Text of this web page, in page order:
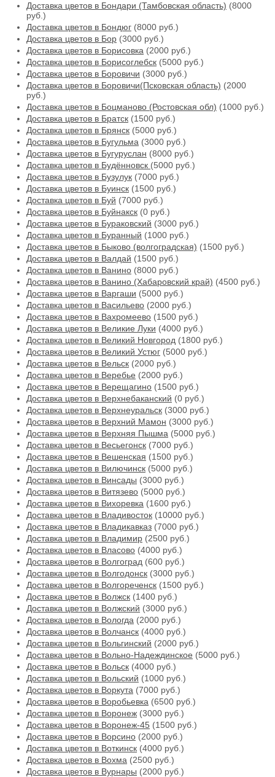
Доставка цветов в Бондари (Тамбовская область) (8000
руб.)
Доставка цветов в Бондюг (8000 руб.)
Доставка цветов в Бор (3000 руб.)
Доставка цветов в Борисовка (2000 руб.)
Доставка цветов в Борисоглебск (5000 руб.)
Доставка цветов в Боровичи (3000 руб.)
Доставка цветов в Боровичи(Псковская область) (2000
руб.)
Доставка цветов в Боцманово (Ростовская обл) (1000 руб.)
Доставка цветов в Братск (1500 руб.)
Доставка цветов в Брянск (5000 руб.)
Доставка цветов в Бугульма (3000 руб.)
Доставка цветов в Бугуруслан (8000 руб.)
Доставка цветов в Будённовск (5000 руб.)
Доставка цветов в Бузулук (7000 руб.)
Доставка цветов в Буинск (1500 руб.)
Доставка цветов в Буй (7000 руб.)
Доставка цветов в Буйнакск (0 руб.)
Доставка цветов в Бураковский (3000 руб.)
Доставка цветов в Буранный (1000 руб.)
Доставка цветов в Быково (волгоградская) (1500 руб.)
Доставка цветов в Валдай (1500 руб.)
Доставка цветов в Ванино (8000 руб.)
Доставка цветов в Ванино (Хабаровский край) (4500 руб.)
Доставка цветов в Варгаши (5000 руб.)
Доставка цветов в Васильево (2000 руб.)
Доставка цветов в Вахромеево (1500 руб.)
Доставка цветов в Великие Луки (4000 руб.)
Доставка цветов в Великий Новгород (1800 руб.)
Доставка цветов в Великий Устюг (5000 руб.)
Доставка цветов в Вельск (2000 руб.)
Доставка цветов в Веребье (2000 руб.)
Доставка цветов в Верещагино (1500 руб.)
Доставка цветов в Верхнебаканский (0 руб.)
Доставка цветов в Верхнеуральск (3000 руб.)
Доставка цветов в Верхний Мамон (3000 руб.)
Доставка цветов в Верхняя Пышма (5000 руб.)
Доставка цветов в Весьегонск (7000 руб.)
Доставка цветов в Вешенская (1500 руб.)
Доставка цветов в Вилючинск (5000 руб.)
Доставка цветов в Винсады (3000 руб.)
Доставка цветов в Витязево (5000 руб.)
Доставка цветов в Вихоревка (1600 руб.)
Доставка цветов в Владивосток (10000 руб.)
Доставка цветов в Владикавказ (7000 руб.)
Доставка цветов в Владимир (2500 руб.)
Доставка цветов в Власово (4000 руб.)
Доставка цветов в Волгоград (600 руб.)
Доставка цветов в Волгодонск (3000 руб.)
Доставка цветов в Волгореченск (1500 руб.)
Доставка цветов в Волжск (1400 руб.)
Доставка цветов в Волжский (3000 руб.)
Доставка цветов в Вологда (2000 руб.)
Доставка цветов в Волчанск (4000 руб.)
Доставка цветов в Вольгинский (2000 руб.)
Доставка цветов в Вольно-Надеждинское (5000 руб.)
Доставка цветов в Вольск (4000 руб.)
Доставка цветов в Вольский (1000 руб.)
Доставка цветов в Воркута (7000 руб.)
Доставка цветов в Воробьевка (6500 руб.)
Доставка цветов в Воронеж (3000 руб.)
Доставка цветов в Воронеж-45 (1500 руб.)
Доставка цветов в Ворсино (2000 руб.)
Доставка цветов в Воткинск (4000 руб.)
Доставка цветов в Вохма (2500 руб.)
Доставка цветов в Вурнары (2000 руб.)